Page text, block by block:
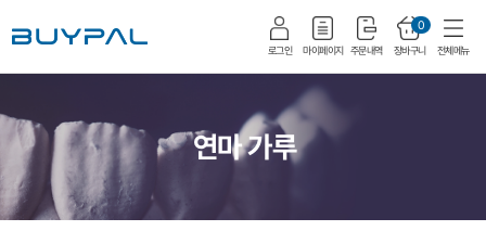
로그인 마이페이지 주문내역 장바구니
0
전체메뉴
연마 가루